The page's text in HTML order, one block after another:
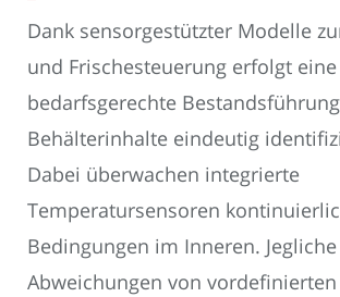
Dank sensorgestützter Modelle
und Frischesteuerung erfolgt eine
bedarfsgerechte
Behälterinhalte eindeutig
Dabei überwachen integrierte
Temperatursensoren
Bedingungen im Inneren. Jegliche
Abweichungen von